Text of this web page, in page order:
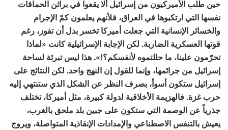
حين طلب الأميركيون من إسرائيل ألّا يقعوا في براثن الحماقات
نفسها التي ارتكبوها في العراق، فلأنهم يعلمون كمّ الإجرام
والخسائر الإنسانية التي جعلت أميركا تخسر بدل أن تفوز، رغم
قوتها العسكرية الضاربة. لكن الإجابة الإسرائيلية كانت «لماذا
تحرّمون علينا، ما حللتموه لأنفسكم؟!». هذا ليس تبرئة لساحة
إسرائيل من جرائمها، وإنما للقول إن النهج واحد. لكن النتائج على
إسرائيل ستكون أسوأ، بصرف النظر عن الشكل الذي ستنتهي إليه
حرب غزة. فالهزيمة الأخلاقية لدولة كبيرة، مثل أميركا، تختلف
جذرياً عن الوصمة التي ستكون على جبين بلد ملحق بالغرب،
يعيش بالتنفس الاصطناعي والإمدادات الإنقاذية المتواصلة، ويروج